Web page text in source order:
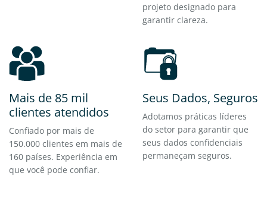
projeto designado para
garantir clareza.
Mais de 85 mil
clientes atendidos
Confiado por mais de
150.000 clientes em mais de
160 países. Experiência em
que você pode confiar.
Seus Dados, Seguros
Adotamos práticas líderes
do setor para garantir que
seus dados confidenciais
permaneçam seguros.